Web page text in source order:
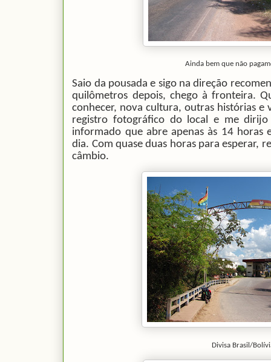
Ainda bem que não
Saio da pousada e sigo na direção
quilômetros depois, chego à fronteira.
conhecer, nova cultura, outras histórias e
registro fotográfico do local e me
informado que abre apenas às 14 horas
dia. Com quase duas horas para esperar,
câmbio.
Divisa Brasil/